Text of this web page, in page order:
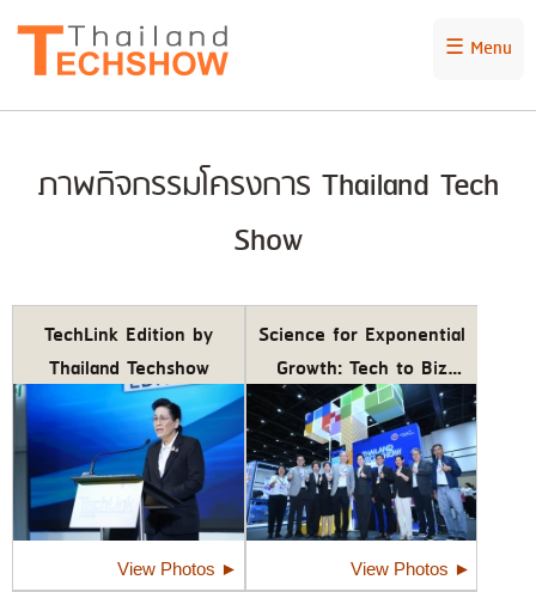
☰ Menu
ภาพกิจกรรมโครงการ Thailand Tech
Show
TechLink Edition by
Thailand Techshow
View Photos ►
Science for Exponential
Growth: Tech to Biz
Thailand Tech Show
2025
View Photos ►